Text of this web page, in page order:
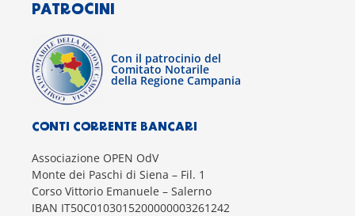
PATROCINI
Con il patrocinio del
Comitato Notarile
della Regione Campania
CONTI CORRENTE BANCARI
Associazione OPEN OdV
Monte dei Paschi di Siena – Fil. 1
Corso Vittorio Emanuele – Salerno
IBAN IT50C0103015200000003261242